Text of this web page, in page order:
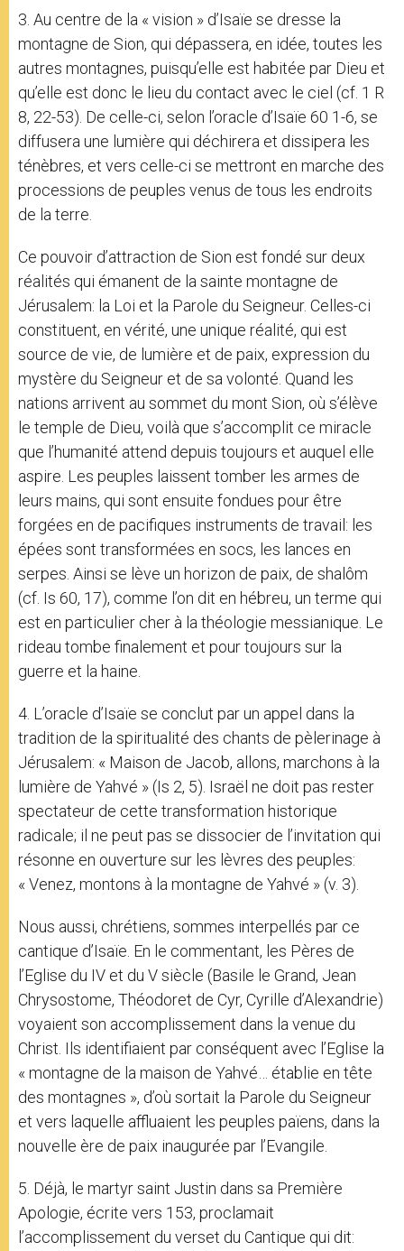
3. Au centre de la « vision » d’Isaïe se dresse la
montagne de Sion, qui dépassera, en idée, toutes les
autres montagnes, puisqu’elle est habitée par Dieu et
qu’elle est donc le lieu du contact avec le ciel (cf. 1 R
8, 22-53). De celle-ci, selon l’oracle d’Isaïe 60 1-6, se
diffusera une lumière qui déchirera et dissipera les
ténèbres, et vers celle-ci se mettront en marche des
processions de peuples venus de tous les endroits
de la terre.
Ce pouvoir d’attraction de Sion est fondé sur deux
réalités qui émanent de la sainte montagne de
Jérusalem: la Loi et la Parole du Seigneur. Celles-ci
constituent, en vérité, une unique réalité, qui est
source de vie, de lumière et de paix, expression du
mystère du Seigneur et de sa volonté. Quand les
nations arrivent au sommet du mont Sion, où s’élève
le temple de Dieu, voilà que s’accomplit ce miracle
que l’humanité attend depuis toujours et auquel elle
aspire. Les peuples laissent tomber les armes de
leurs mains, qui sont ensuite fondues pour être
forgées en de pacifiques instruments de travail: les
épées sont transformées en socs, les lances en
serpes. Ainsi se lève un horizon de paix, de shalôm
(cf. Is 60, 17), comme l’on dit en hébreu, un terme qui
est en particulier cher à la théologie messianique. Le
rideau tombe finalement et pour toujours sur la
guerre et la haine.
4. L’oracle d’Isaïe se conclut par un appel dans la
tradition de la spiritualité des chants de pèlerinage à
Jérusalem: « Maison de Jacob, allons, marchons à la
lumière de Yahvé » (Is 2, 5). Israël ne doit pas rester
spectateur de cette transformation historique
radicale; il ne peut pas se dissocier de l’invitation qui
résonne en ouverture sur les lèvres des peuples:
« Venez, montons à la montagne de Yahvé » (v. 3).
Nous aussi, chrétiens, sommes interpellés par ce
cantique d’Isaïe. En le commentant, les Pères de
l’Eglise du IV et du V siècle (Basile le Grand, Jean
Chrysostome, Théodoret de Cyr, Cyrille d’Alexandrie)
voyaient son accomplissement dans la venue du
Christ. Ils identifiaient par conséquent avec l’Eglise la
« montagne de la maison de Yahvé… établie en tête
des montagnes », d’où sortait la Parole du Seigneur
et vers laquelle affluaient les peuples païens, dans la
nouvelle ère de paix inaugurée par l’Evangile.
5. Déjà, le martyr saint Justin dans sa Première
Apologie, écrite vers 153, proclamait
l’accomplissement du verset du Cantique qui dit: